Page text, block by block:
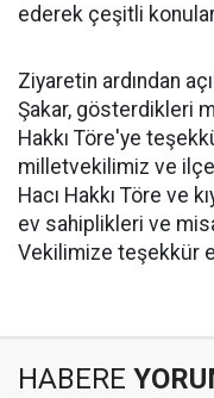
ederek çeşitli
Ziyaretin ardından
Şakar, gösterdikleri
Hakkı Töre'ye
milletvekilimiz ve
Hacı Hakkı Töre ve
ev sahiplikleri ve
Vekilimize teşekkür
HABERE